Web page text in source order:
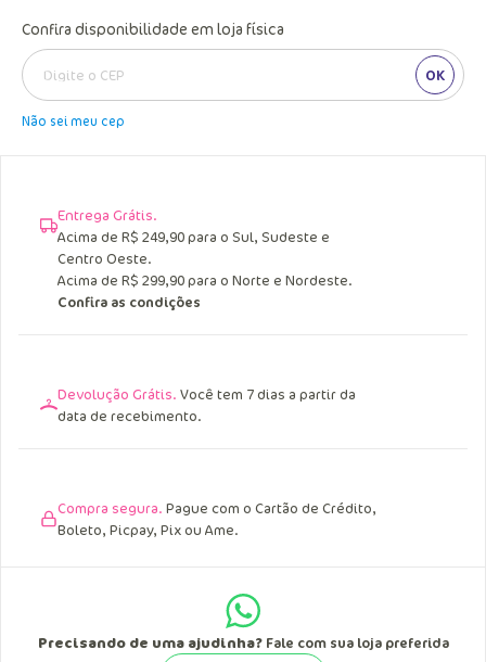
Confira disponibilidade em loja física
OK
Não sei meu cep
Entrega Grátis.
Acima de R$ 249,90 para o Sul, Sudeste e
Centro Oeste.
Acima de R$ 299,90 para o Norte e Nordeste.
Confira as condições
Devolução Grátis. Você tem 7 dias a partir da
data de recebimento.
Compra segura. Pague com o Cartão de Crédito,
Boleto, Picpay, Pix ou Ame.
Precisando de uma ajudinha?Fale com sua loja preferida